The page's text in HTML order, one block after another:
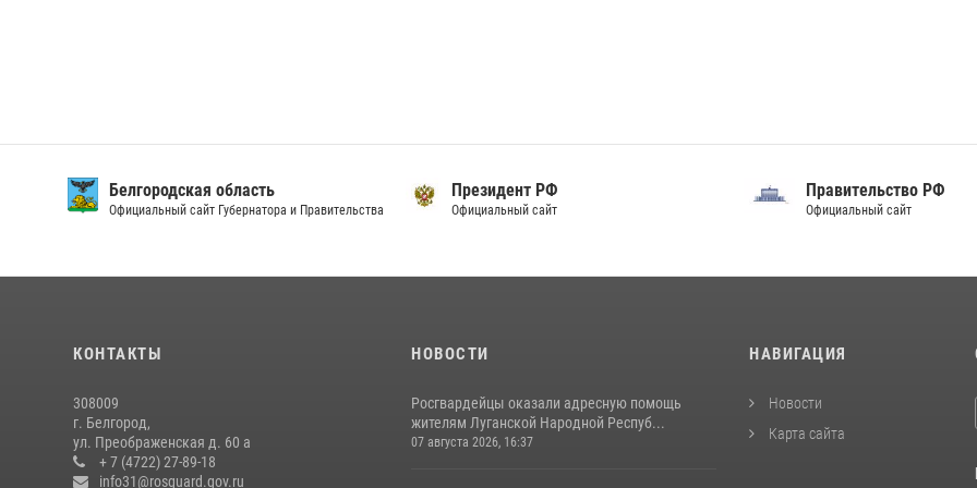
Белгородская область
Официальный сайт Губернатора и Правительства
Президент РФ
Официальный сайт
Правительство РФ
Официальный сайт
КОНТАКТЫ
308009
г. Белгород,
ул. Преображенская д. 60 а
+ 7 (4722) 27-89-18
info31@rosguard.gov.ru
НОВОСТИ
Росгвардейцы оказали адресную помощь
жителям Луганской Народной Респуб...
07 августа 2026, 16:37
НАВИГАЦИЯ
Новости
Карта сайта